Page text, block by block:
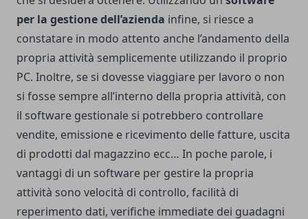
per la gestione dell’azienda infine, si riesce a
constatare in modo attento anche l’andamento della
propria attività semplicemente utilizzando il proprio
PC. Inoltre, se si dovesse viaggiare per lavoro o non
si fosse sempre all’interno della propria attività, con
il software gestionale si potrebbero controllare
vendite, emissione e ricevimento delle fatture, uscita
di prodotti dal magazzino ecc… In poche parole, i
vantaggi di un software per gestire la propria
attività sono velocità di controllo, facilità di
reperimento dati, verifiche immediate dei guadagni